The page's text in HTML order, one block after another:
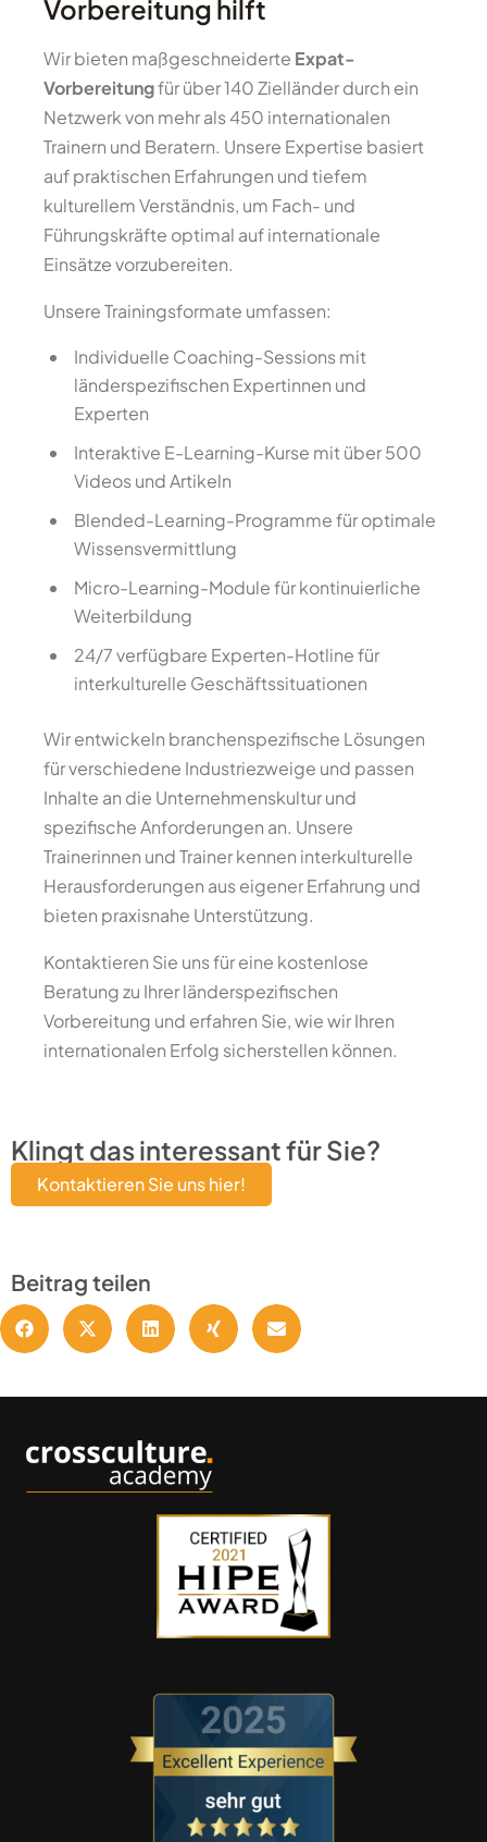
Vorbereitung hilft
Wir bieten maßgeschneiderte Expat-
Vorbereitungfür über 140 Zielländer durch ein
Netzwerk von mehr als 450 internationalen
Trainern und Beratern. Unsere Expertise basiert
auf praktischen Erfahrungen und tiefem
kulturellem Verständnis, um Fach- und
Führungskräfte optimal auf internationale
Einsätze vorzubereiten.
Unsere Trainingsformate umfassen:
Individuelle Coaching-Sessions mit
länderspezifischen Expertinnen und
Experten
Interaktive E-Learning-Kurse mit über 500
Videos und Artikeln
Blended-Learning-Programme für optimale
Wissensvermittlung
Micro-Learning-Module für kontinuierliche
Weiterbildung
24/7 verfügbare Experten-Hotline für
interkulturelle Geschäftssituationen
Wir entwickeln branchenspezifische Lösungen
für verschiedene Industriezweige und passen
Inhalte an die Unternehmenskultur und
spezifische Anforderungen an. Unsere
Trainerinnen und Trainer kennen interkulturelle
Herausforderungen aus eigener Erfahrung und
bieten praxisnahe Unterstützung.
Kontaktieren Sie uns für eine kostenlose
Beratung zu Ihrer länderspezifischen
Vorbereitung und erfahren Sie, wie wir Ihren
internationalen Erfolg sicherstellen können.
Klingt das interessant für Sie?
Kontaktieren Sie uns hier!
Beitrag teilen